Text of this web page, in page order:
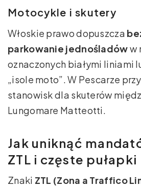
Motocykle i skutery
Włoskie prawo dopuszcza
parkowanie jednośladóww
oznaczonych białymi liniami
„isole moto”. W Pescarze
stanowisk dla skuterów
Lungomare Matteotti.
Jak uniknąć
ZTL i częste pułapki
Znaki ZTL (Zona a Traffico